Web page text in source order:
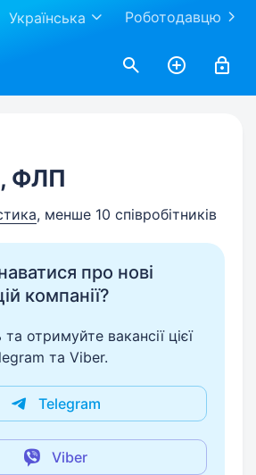
Роботодавцю
Українська
ФЛП
, менше 10 співробітників
про нові
компанії?
отримуйте вакансії цієї
та Viber.
Telegram
Viber